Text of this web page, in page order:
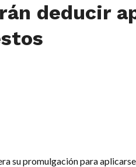
deducir
su promulgación para aplicarse